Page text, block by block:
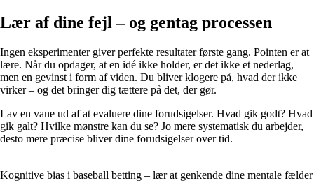
Lær af dine fejl – og gentag processen
Ingen eksperimenter giver perfekte resultater første gang. Pointen er at
lære. Når du opdager, at en idé ikke holder, er det ikke et nederlag,
men en gevinst i form af viden. Du bliver klogere på, hvad der ikke
virker – og det bringer dig tættere på det, der gør.
Lav en vane ud af at evaluere dine forudsigelser. Hvad gik godt? Hvad
gik galt? Hvilke mønstre kan du se? Jo mere systematisk du arbejder,
desto mere præcise bliver dine forudsigelser over tid.
Kognitive bias i baseball betting – lær at genkende dine mentale fælder